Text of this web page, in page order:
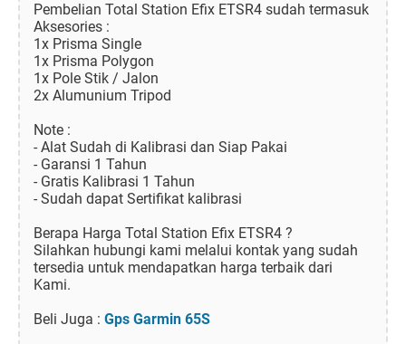
Pembelian Total Station Efix ETSR4 sudah termasuk
Aksesories :
1x Prisma Single
1x Prisma Polygon
1x Pole Stik / Jalon
2x Alumunium Tripod
Note :
- Alat Sudah di Kalibrasi dan Siap Pakai
- Garansi 1 Tahun
- Gratis Kalibrasi 1 Tahun
- Sudah dapat Sertifikat kalibrasi
Berapa Harga Total Station Efix ETSR4 ?
Silahkan hubungi kami melalui kontak yang sudah
tersedia untuk mendapatkan harga terbaik dari
Kami.
Beli Juga : Gps Garmin 65S